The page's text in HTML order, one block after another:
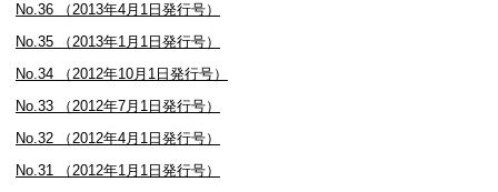
No.36 （2013年4月1日発行号）
No.35 （2013年1月1日発行号）
No.34 （2012年10月1日発行号）
No.33 （2012年7月1日発行号）
No.32 （2012年4月1日発行号）
No.31 （2012年1月1日発行号）